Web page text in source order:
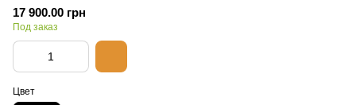
17 900.00 грн
Под заказ
Цвет